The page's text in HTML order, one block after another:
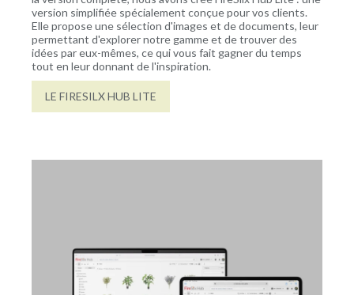
version simplifiée spécialement conçue pour vos clients.
Elle propose une sélection d'images et de documents, leur
permettant d'explorer notre gamme et de trouver des
idées par eux-mêmes, ce qui vous fait gagner du temps
tout en leur donnant de l'inspiration.
LE FIRESILX HUB LITE